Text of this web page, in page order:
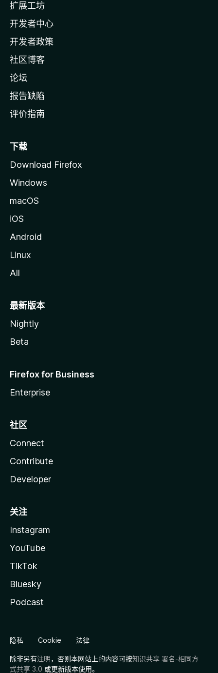
a
主
页
扩展工坊
开发者中心
开发者政策
社区博客
论坛
报告缺陷
评价指南
下载
Download Firefox
Windows
macOS
iOS
Android
Linux
All
最新版本
Nightly
Beta
Firefox for Business
Enterprise
社区
Connect
Contribute
Developer
关注
Instagram
YouTube
TikTok
Bluesky
Podcast
隐私 Cookie 法律
除非另有注明，否则本网站上的内容可按知识共享 署名-相同方
式共享 3.0 或更新版本使用。